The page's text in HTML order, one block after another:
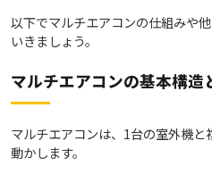
以下でマルチエアコンの仕組みや
いきましょう。
マルチエアコンの基本構造
マルチエアコンは、1台の室外機
動かします。